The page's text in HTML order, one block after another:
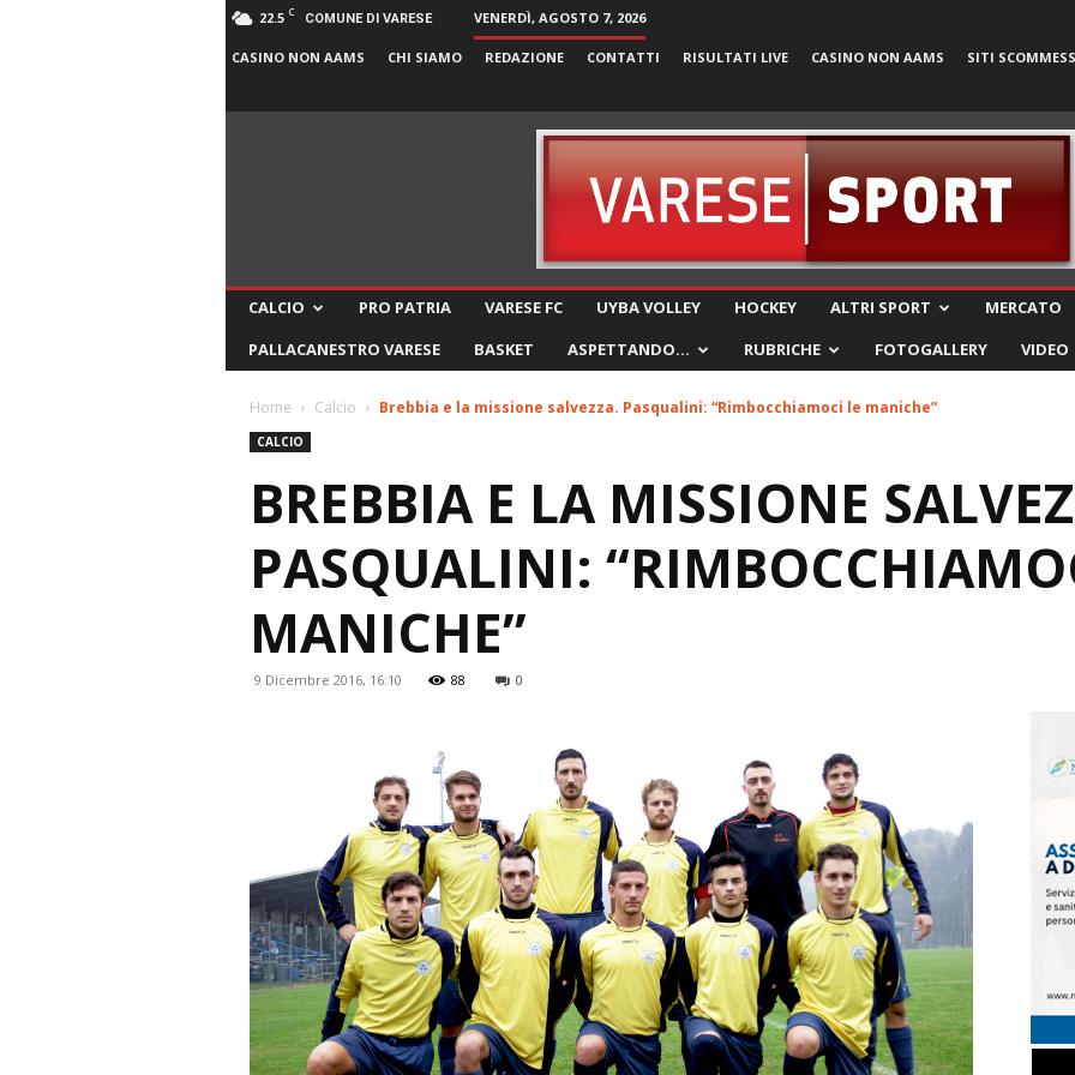
22.5 C COMUNE DI VARESE VENERDÌ, AGOSTO 7, 2026
CASINO NON AAMS CHI SIAMO REDAZIONE CONTATTI RISULTATI LIVE CASINO NON AAMS SITI
CALCIO PRO PATRIA VARESE FC UYBA VOLLEY HOCKEY ALTRI SPORT
MERCATO
PALLACANESTRO VARESE
BASKET ASPETTANDO… RUBRICHE FOTOGALLERY VIDEO
Home Calcio Brebbia e la missione salvezza. Pasqualini: “Rimbocchiamoci le maniche”
CALCIO
BREBBIA E LA MISSIONE
PASQUALINI:
MANICHE”
9 Dicembre 2016, 16:10 88 0